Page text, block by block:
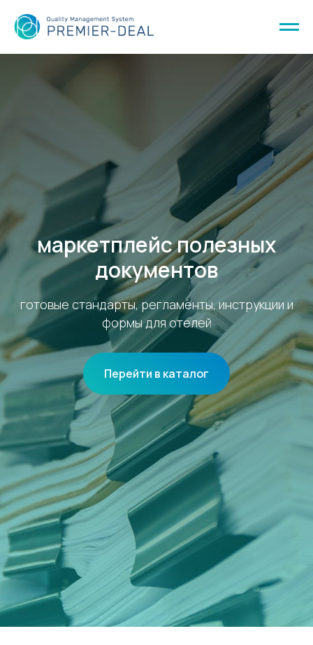
маркетплейс полезных
документов
готовые стандарты, регламенты, инструкции и
формы для отелей
Перейти в каталог